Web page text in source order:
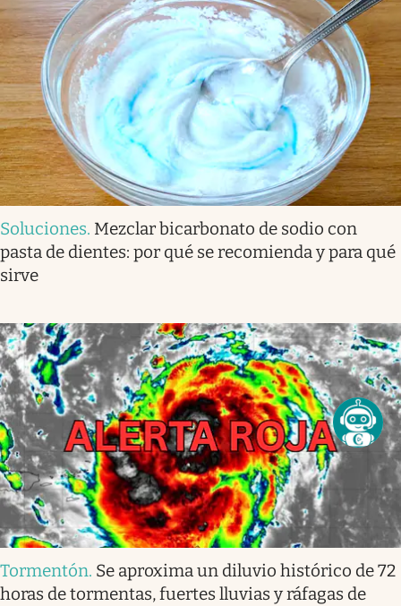
Soluciones. Mezclar bicarbonato de sodio con
pasta de dientes: por qué se recomienda y para qué
sirve
Tormentón. Se aproxima un diluvio histórico de 72
horas de tormentas, fuertes lluvias y ráfagas de